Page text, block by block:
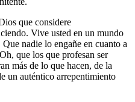
que considere
Vive usted en un mundo
nadie lo engañe en cuanto a
que los que profesan ser
más de lo que hacen, de la
un auténtico arrepentimiento